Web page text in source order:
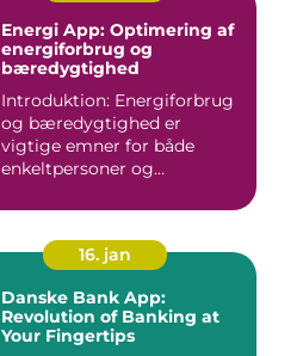
Energi App: Optimering af
energiforbrug og
bæredygtighed
Introduktion: Energiforbrug
og bæredygtighed er
vigtige emner for både
enkeltpersoner og
16. jan
Danske Bank App:
Revolution of Banking at
Your Fingertips